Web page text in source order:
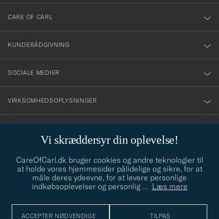
Vi skræddersyr din oplevelse!
CareOfCarl.dk bruger cookies og andre teknologier til
at holde vores hjemmesider pålidelige og sikre, for at
måle deres ydeevne, for at levere personlige
indkøbsoplevelser og personlig … Læs mere
ACCEPTER NØDVENDIGE TILPAS
till
vårt
nyhetsbrev!
CARE OF CARL
KUNDERÅDGIVNING
SOCIALE MEDIER
VIRKSOMHEDSOPLYSNINGER
info@careofcarl.dk
Behøver du hjælp til at finde din stil? Lad os hjælpe dig, vi hjælper
gerne til!
STILRÅD